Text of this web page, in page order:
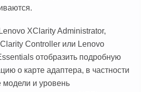
Lenovo XClarity Administrator,
Controller или Lenovo
отобразить подробную
о карте адаптера, в частности
модели и уровень